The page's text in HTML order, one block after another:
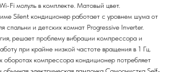
Fi молуль в комплекте. Матовый цвет.
Silent кондиционер работает с уровнем шума от
спальни и детских комнат Progressive Inverter.
решает проблему вибрации компрессора и
при крайне низкой частоте вращения в 1 Гц.
компрессора кондиционер потребляет